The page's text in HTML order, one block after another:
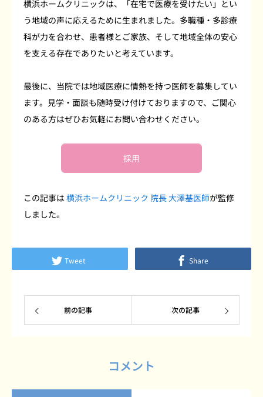
横浜ホームクリニックは、「在宅で医療を受けたい」とい
う地域の声に応えるために生まれました。多職種・多診療
科が力を合わせ、患者様とご家族、そして地域全体の安心
を支える存在でありたいと考えています。
最後に、当院では地域医療に情熱を持つ医師を募集してい
ます。見学・面談も随時受け付けておりますので、ご関心
のある方はぜひお気軽にお問い合わせください。
採用
この記事は横浜ホームクリニック 院長 大澤基医師が監修
しました。
Tweet Share
前の記事 次の記事
コメント